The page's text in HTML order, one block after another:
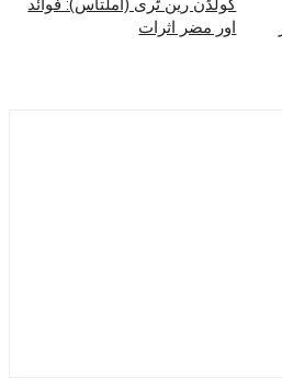
گولڈن رین ٹری (املتاس): فوائد
اور مضر اثرات